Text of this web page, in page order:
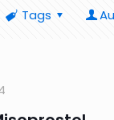
Tags